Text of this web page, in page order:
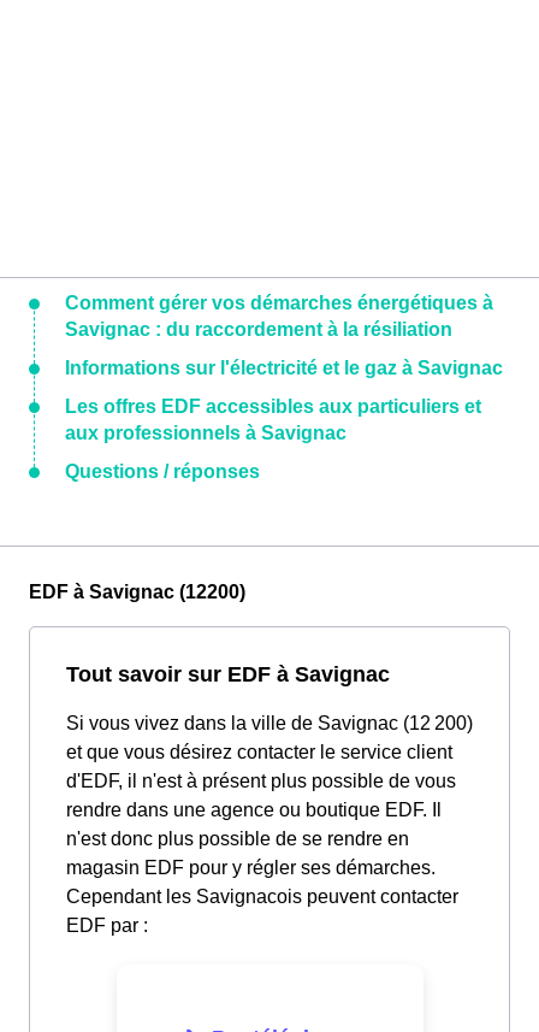
Comment gérer vos démarches énergétiques à
Savignac : du raccordement à la résiliation
Informations sur l'électricité et le gaz à Savignac
Les offres EDF accessibles aux particuliers et
aux professionnels à Savignac
Questions / réponses
EDF à Savignac (12200)
Tout savoir sur EDF à Savignac
Si vous vivez dans la ville de Savignac (12 200)
et que vous désirez contacter le service client
d'EDF, il n'est à présent plus possible de vous
rendre dans une agence ou boutique EDF. Il
n'est donc plus possible de se rendre en
magasin EDF pour y régler ses démarches.
Cependant les Savignacois peuvent contacter
EDF par :